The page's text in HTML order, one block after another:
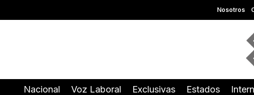
Nosotros
Nacional Voz Laboral Exclusivas Estados